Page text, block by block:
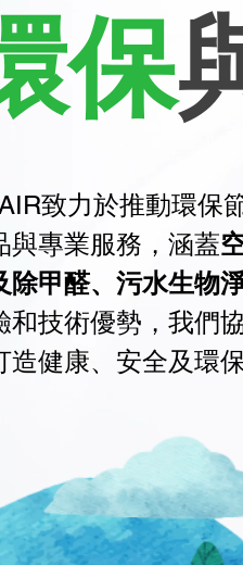
保
致力於推動環保
與專業服務，涵蓋
除甲醛、污水生物
和技術優勢，我們
造健康、安全及環